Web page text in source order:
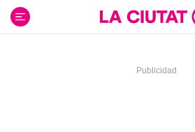
contenido